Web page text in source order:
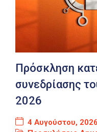
Πρόσκληση
συνεδρίασης
2026
4 Αυγούστου, 2026